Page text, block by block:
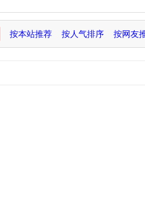
按本站推荐 按人气排序 按网友